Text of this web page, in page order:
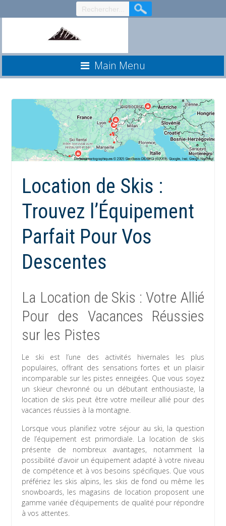
au
Main Menu
Location de Skis :
Trouvez l’Équipement
Parfait Pour Vos
Descentes
La Location de Skis : Votre Allié
Pour des Vacances Réussies
sur les Pistes
Le ski est l’une des activités hivernales les plus
populaires, offrant des sensations fortes et un plaisir
incomparable sur les pistes enneigées. Que vous soyez
un skieur chevronné ou un débutant enthousiaste, la
location de skis peut être votre meilleur allié pour des
vacances réussies à la montagne.
Lorsque vous planifiez votre séjour au ski, la question
de l’équipement est primordiale. La location de skis
présente de nombreux avantages, notamment la
possibilité d’avoir un équipement adapté à votre niveau
de compétence et à vos besoins spécifiques. Que vous
préfériez les skis alpins, les skis de fond ou même les
snowboards, les magasins de location proposent une
gamme variée d’équipements de qualité pour répondre
à vos attentes.